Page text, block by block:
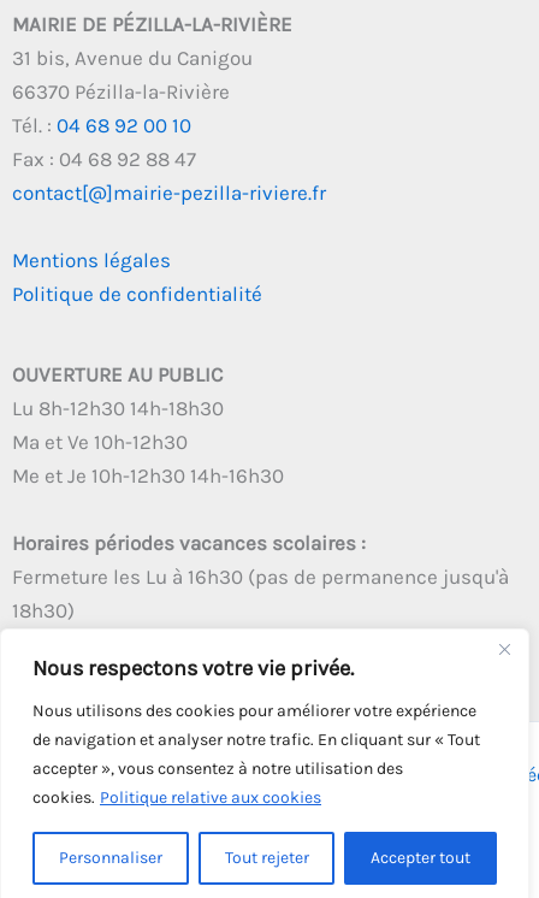
Nous respectons votre vie privée.
Nous utilisons des cookies pour améliorer votre expérience
de navigation et analyser notre trafic. En cliquant sur « Tout
accepter », vous consentez à notre utilisation des
cookies. Politique relative aux cookies
Personnaliser Tout rejeter Accepter tout
MAIRIE DE PÉZILLA-LA-RIVIÈRE
31 bis, Avenue du Canigou
66370 Pézilla-la-Rivière
Tél. : 04 68 92 00 10
Fax : 04 68 92 88 47
contact[@]mairie-pezilla-riviere.fr
Mentions légales
Politique de confidentialité
OUVERTURE AU PUBLIC
Lu 8h-12h30 14h-18h30
Ma et Ve 10h-12h30
Me et Je 10h-12h30 14h-16h30
Horaires périodes vacances scolaires :
Fermeture les Lu à 16h30 (pas de permanence jusqu'à
18h30)
Copyright © 2026 - Tous droits réservés - | Webmaster
Solution